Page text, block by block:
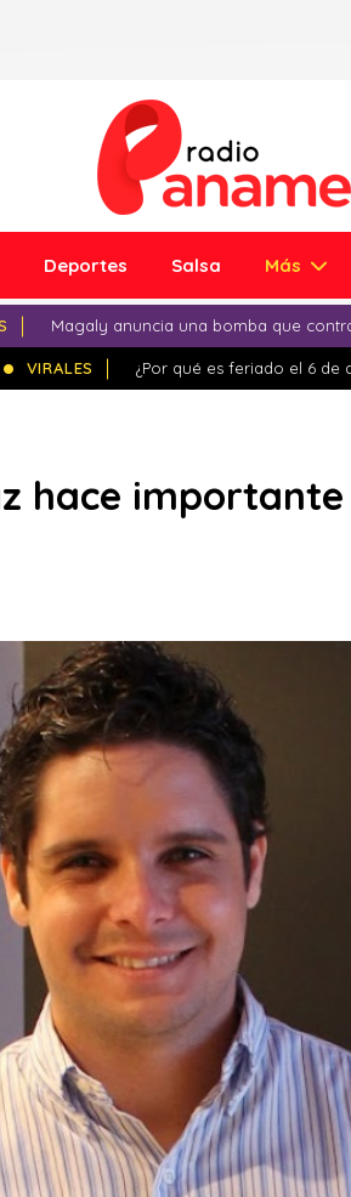
Deportes Salsa Más
Magaly anuncia una bomba que
VIRALES ¿Por qué es feriado el 6 de
hace